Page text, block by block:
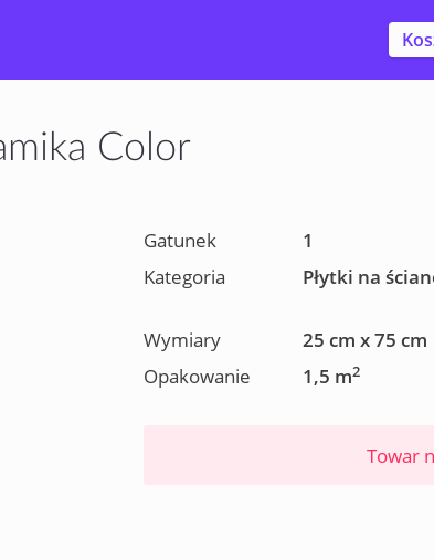
Color
Gatunek
1
Kategoria
Płytki na
Wymiary
25 cm x 75 cm
Opakowanie
1,5 m2
Towar